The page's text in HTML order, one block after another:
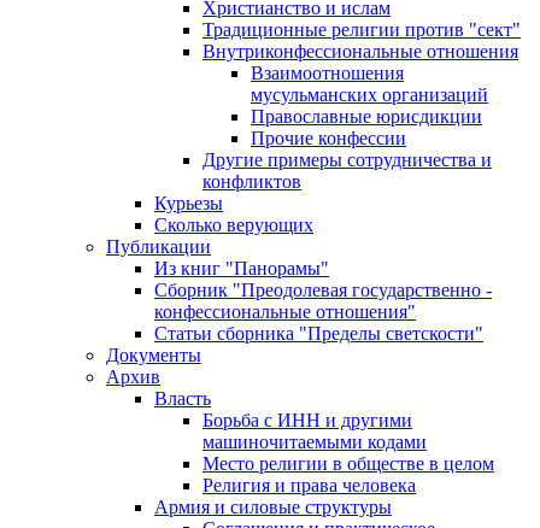
Христианство и ислам
Традиционные религии против "сект"
Внутриконфессиональные отношения
Взаимоотношения
мусульманских организаций
Православные юрисдикции
Прочие конфессии
Другие примеры сотрудничества и
конфликтов
Курьезы
Сколько верующих
Публикации
Из книг "Панорамы"
Сборник "Преодолевая государственно -
конфессиональные отношения"
Статьи сборника "Пределы светскости"
Документы
Архив
Власть
Борьба с ИНН и другими
машиночитаемыми кодами
Место религии в обществе в целом
Религия и права человека
Армия и силовые структуры